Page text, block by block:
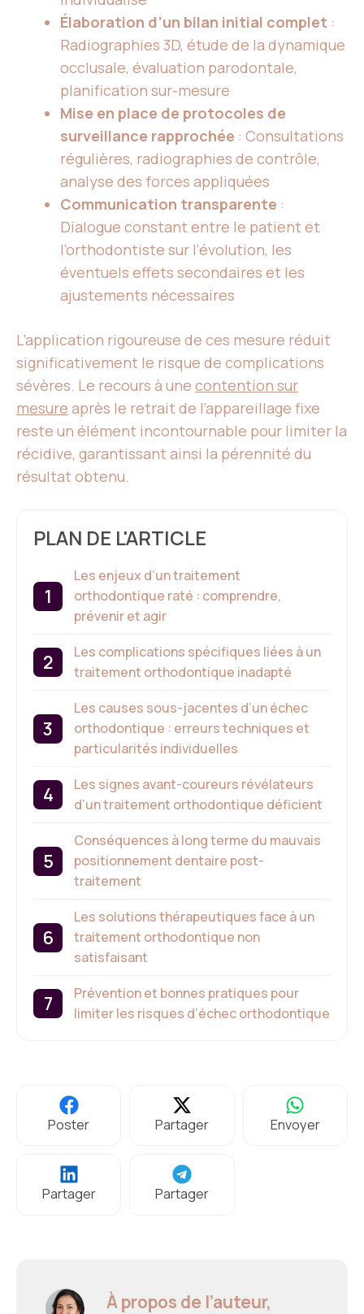
Élaboration d’un bilan initial complet :
Radiographies 3D, étude de la dynamique
occlusale, évaluation parodontale,
planification sur-mesure
Mise en place de protocoles de
surveillance rapprochée : Consultations
régulières, radiographies de contrôle,
analyse des forces appliquées
Communication transparente :
Dialogue constant entre le patient et
l’orthodontiste sur l’évolution, les
éventuels effets secondaires et les
ajustements nécessaires
L’application rigoureuse de ces mesure réduit
significativement le risque de complications
sévères. Le recours à une contention sur
mesure après le retrait de l’appareillage fixe
reste un élément incontournable pour limiter la
récidive, garantissant ainsi la pérennité du
résultat obtenu.
PLAN DE L'ARTICLE
Les enjeux d’un traitement
orthodontique raté : comprendre,
prévenir et agir
Les complications spécifiques liées à un
traitement orthodontique inadapté
Les causes sous-jacentes d’un échec
orthodontique : erreurs techniques et
particularités individuelles
Les signes avant-coureurs révélateurs
d’un traitement orthodontique déficient
Conséquences à long terme du mauvais
positionnement dentaire post-
traitement
Les solutions thérapeutiques face à un
traitement orthodontique non
satisfaisant
Prévention et bonnes pratiques pour
limiter les risques d’échec orthodontique
Poster Partager Envoyer
Partager Partager
À propos de l’auteur,